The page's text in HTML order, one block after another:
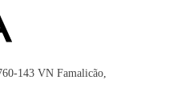
143 VN Famalicão,